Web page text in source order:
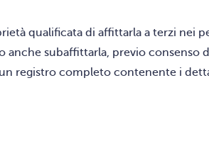
qualificata di affittarla a terzi nei
anche subaffittarla, previo consenso
registro completo contenente i